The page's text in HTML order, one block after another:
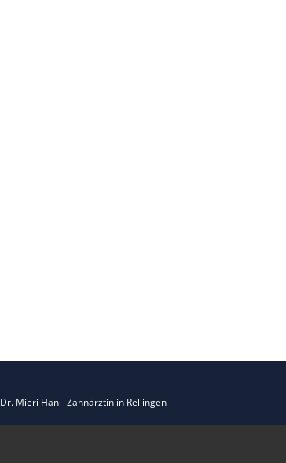
Dr. Mieri Han - Zahnärztin in Rellingen